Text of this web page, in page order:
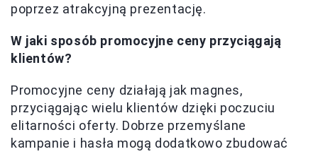
poprzez atrakcyjną prezentację.
W jaki sposób promocyjne ceny przyciągają
klientów?
Promocyjne ceny działają jak magnes,
przyciągając wielu klientów dzięki poczuciu
elitarności oferty. Dobrze przemyślane
kampanie i hasła mogą dodatkowo zbudować